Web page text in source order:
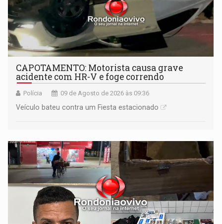
CAPOTAMENTO: Motorista causa grave
acidente com HR-V e foge correndo
Polícia 09 de Agosto de 2026 às 09:36
Veículo bateu contra um Fiesta estacionado